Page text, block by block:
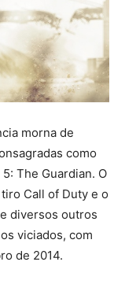
morna de
como
The Guardian. O
Call of Duty e o
diversos outros
viciados, com
de 2014.